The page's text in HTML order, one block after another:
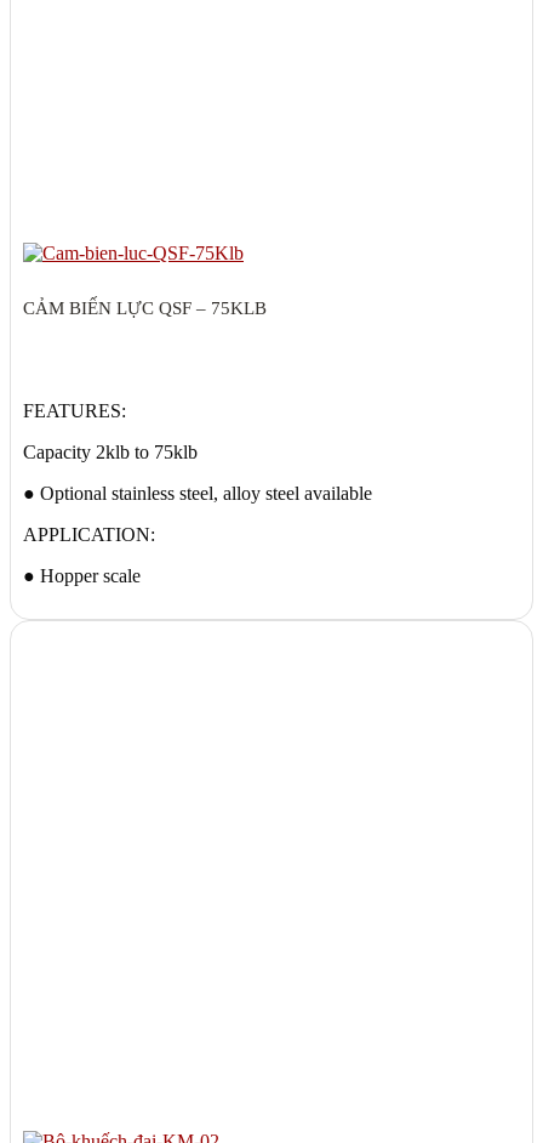
CẢM BIẾN LỰC QSF – 75KLB
FEATURES:
Capacity 2klb to 75klb
● Optional stainless steel, alloy steel available
APPLICATION:
● Hopper scale